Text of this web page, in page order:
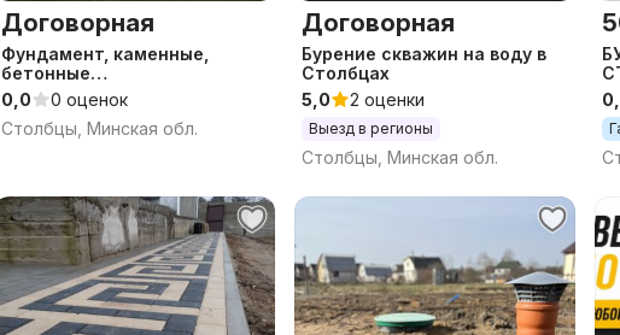
Договорная
Фундамент, каменные,
бетонные
работы,моналитные работы
/ Гарантия и договор,
качество
0,0
0 оценок
Столбцы, Минская обл.
Договорная
Бурение скважин на воду в
Столбцах
5,0
2 оценки
Выезд в регионы
Столбцы, Минская обл.